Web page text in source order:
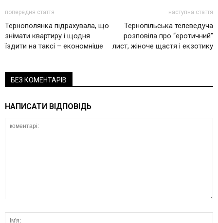
попередня стаття
Тернополянка підрахувала, що
знімати квартиру і щодня
їздити на таксі – економніше
наступна стаття
Тернопільська телеведуча
розповіла про “еротичний”
лист, жіноче щастя і екзотику
БЕЗ КОМЕНТАРІВ
НАПИСАТИ ВІДПОВІДЬ